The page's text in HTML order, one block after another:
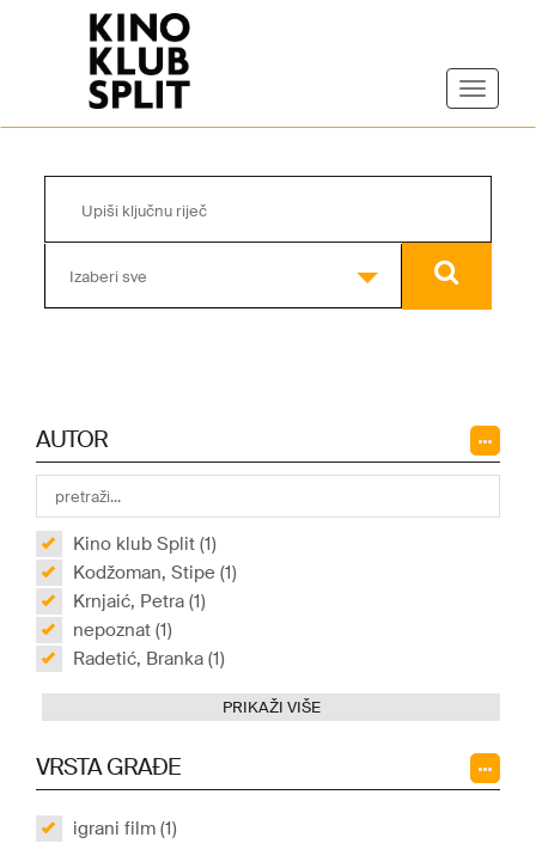
Izaberi sve
AUTOR
Kino klub Split (1)
Kodžoman, Stipe (1)
Krnjaić, Petra (1)
nepoznat (1)
Radetić, Branka (1)
PRIKAŽI VIŠE
VRSTA GRAĐE
igrani film (1)